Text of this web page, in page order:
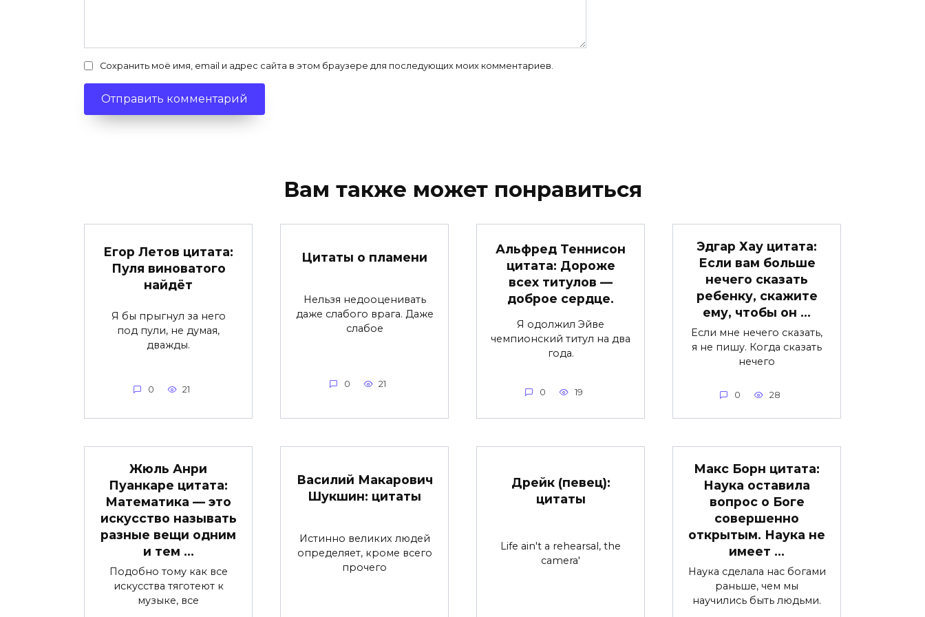
Сохранить моё имя, email и адрес сайта в этом браузере для последующих моих комментариев.
Вам также может понравиться
Егор Летов цитата:
Пуля виноватого
найдёт
Я бы прыгнул за него
под пули, не думая,
дважды.
0 21
Цитаты о пламени
Нельзя недооценивать
даже слабого врага. Даже
слабое
0 21
Альфред Теннисон
цитата: Дороже
всех титулов —
доброе сердце.
Я одолжил Эйве
чемпионский титул на два
года.
0 19
Эдгар Хау цитата:
Если вам больше
нечего сказать
ребенку, скажите
ему, чтобы он …
Если мне нечего сказать,
я не пишу. Когда сказать
нечего
0 28
Жюль Анри
Пуанкаре цитата:
Математика — это
искусство называть
разные вещи одним
и тем …
Подобно тому как все
искусства тяготеют к
музыке, все
Василий Макарович
Шукшин: цитаты
Истинно великих людей
определяет, кроме всего
прочего
Дрейк (певец):
цитаты
Life ain't a rehearsal, the
camera'
Макс Борн цитата:
Наука оставила
вопрос о Боге
совершенно
открытым. Наука не
имеет …
Наука сделала нас богами
раньше, чем мы
научились быть людьми.